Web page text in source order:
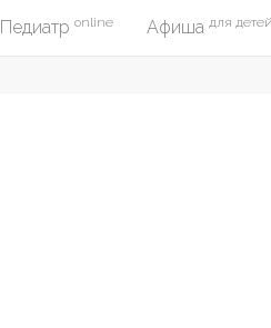
Педиатр online Афиша для детей